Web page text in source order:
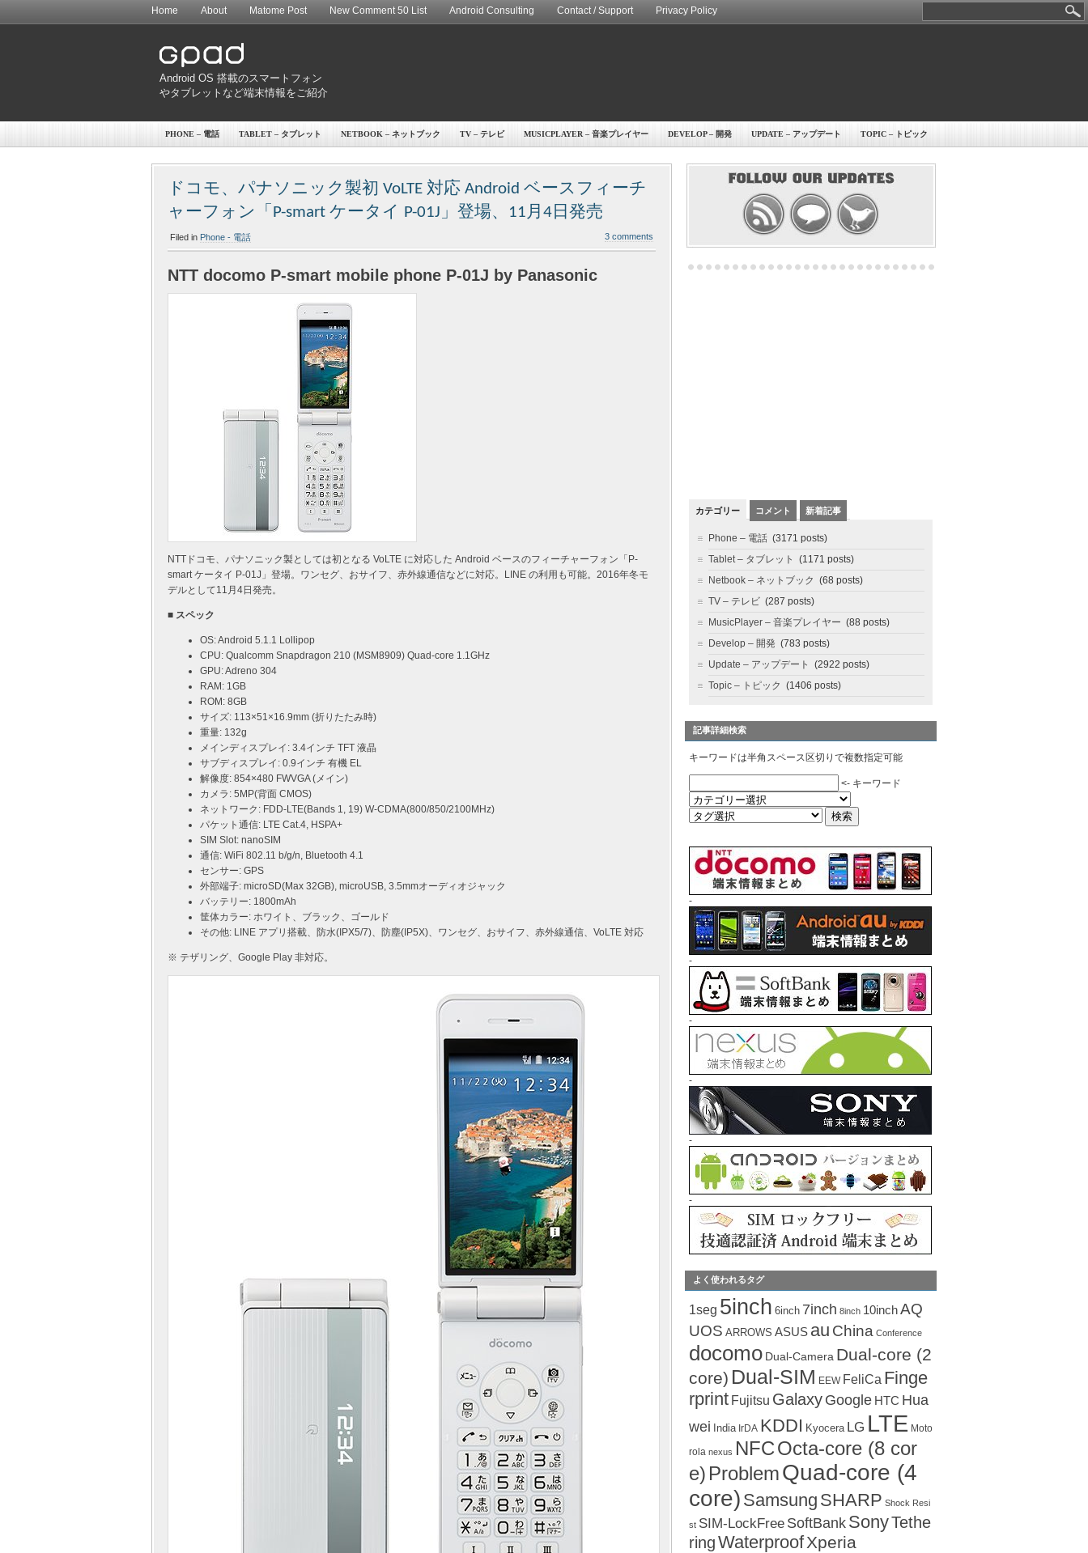
Home About Matome Post New Comment 50 List Android Consulting Contact / Support Privacy Policy
Android OS 搭載のスマートフォン
やタブレットなど端末情報をご紹介
PHONE – 電話 TABLET – タブレット NETBOOK – ネットブック TV – テレビ MUSICPLAYER – 音楽プレイヤー DEVELOP – 開発 UPDATE – アップデート TOPIC – トピック
ドコモ、パナソニック製初 VoLTE 対応 Android ベースフィーチ
ャーフォン「P-smart ケータイ P-01J」登場、11月4日発売
Filed in Phone - 電話 3 comments
NTT docomo P-smart mobile phone P-01J by Panasonic
NTTドコモ、パナソニック製としては初となる VoLTE に対応した Android ベースのフィーチャーフォン「P-
smart ケータイ P-01J」登場。ワンセグ、おサイフ、赤外線通信などに対応。LINE の利用も可能。2016年冬モ
デルとして11月4日発売。
■ スペック
OS: Android 5.1.1 Lollipop
CPU: Qualcomm Snapdragon 210 (MSM8909) Quad-core 1.1GHz
GPU: Adreno 304
RAM: 1GB
ROM: 8GB
サイズ: 113×51×16.9mm (折りたたみ時)
重量: 132g
メインディスプレイ: 3.4インチ TFT 液晶
サブディスプレイ: 0.9インチ 有機 EL
解像度: 854×480 FWVGA (メイン)
カメラ: 5MP(背面 CMOS)
ネットワーク: FDD-LTE(Bands 1, 19) W-CDMA(800/850/2100MHz)
パケット通信: LTE Cat.4, HSPA+
SIM Slot: nanoSIM
通信: WiFi 802.11 b/g/n, Bluetooth 4.1
センサー: GPS
外部端子: microSD(Max 32GB), microUSB, 3.5mmオーディオジャック
バッテリー: 1800mAh
筐体カラー: ホワイト、ブラック、ゴールド
その他: LINE アプリ搭載、防水(IPX5/7)、防塵(IP5X)、ワンセグ、おサイフ、赤外線通信、VoLTE 対応
※ テザリング、Google Play 非対応。
カテゴリー コメント 新着記事
Phone – 電話 (3171 posts)
Tablet – タブレット
(1171 posts)
Netbook – ネットブック (68 posts)
TV – テレビ (287 posts)
MusicPlayer – 音楽プレイヤー (88 posts)
Develop – 開発 (783 posts)
Update – アップデート
(2922 posts)
Topic – トピック (1406 posts)
記事詳細検索
キーワードは半角スペース区切りで複数指定可能
<- キーワード
-
-
-
-
-
-
よく使われるタグ
1seg 5inch 6inch 7inch 8inch 10inchAQ
UOS ARROWS ASUS au China Conference
docomo Dual-Camera Dual-core (2
core) Dual-SIM EEW FeliCa Finge
rprint Fujitsu Galaxy Google HTC Hua
wei India IrDA KDDI Kyocera LG LTE Moto
rola nexus NFCOcta-core (8 cor
e) ProblemQuad-core (4
core) Samsung SHARP Shock Resi
st SIM-LockFree SoftBank SonyTethe
ringWaterproofXperia